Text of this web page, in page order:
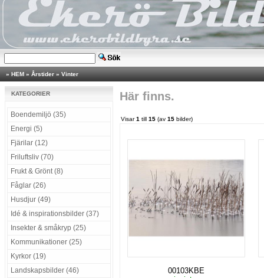
» HEM » Årstider » Vinter
KATEGORIER
Boendemiljö (35)
Energi (5)
Fjärilar (12)
Friluftsliv (70)
Frukt & Grönt (8)
Fåglar (26)
Husdjur (49)
Idé & inspirationsbilder (37)
Insekter & småkryp (25)
Kommunikationer (25)
Kyrkor (19)
Landskapsbilder (46)
Här finns.
Visar1 till 15 (av 15 bilder)
00103KBE